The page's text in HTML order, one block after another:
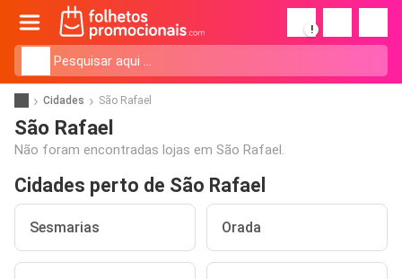
!
Cidades São Rafael
São Rafael
Não foram encontradas lojas em São Rafael.
Cidades perto de São Rafael
Sesmarias Orada